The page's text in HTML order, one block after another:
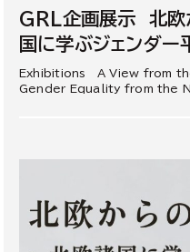
GRL企画展示 北欧
国に学ぶジェンダー
Exhibitions A View from
Gender Equality from the